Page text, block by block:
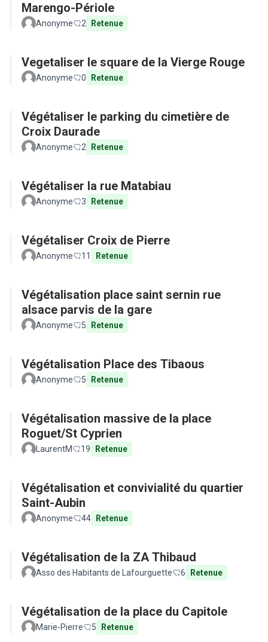
Marengo-Périole
Anonyme 2 Retenue
Vegetaliser le square de la Vierge Rouge
Anonyme 0 Retenue
Végétaliser le parking du cimetière de
Croix Daurade
Anonyme 2 Retenue
Végétaliser la rue Matabiau
Anonyme 3 Retenue
Végétaliser Croix de Pierre
Anonyme 11 Retenue
Végétalisation place saint sernin rue
alsace parvis de la gare
Anonyme 5 Retenue
Végétalisation Place des Tibaous
Anonyme 5 Retenue
Végétalisation massive de la place
Roguet/St Cyprien
LaurentM 19 Retenue
Végétalisation et convivialité du quartier
Saint-Aubin
Anonyme 44 Retenue
Végétalisation de la ZA Thibaud
Asso des Habitants de Lafourguette 6 Retenue
Végétalisation de la place du Capitole
Marie-Pierre 5 Retenue